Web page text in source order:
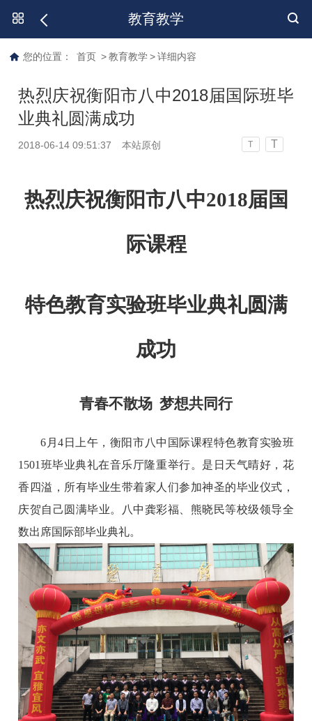
教育教学
您的位置： 首页 > 教育教学 > 详细内容
热烈庆祝衡阳市八中2018届国际班毕
业典礼圆满成功
2018-06-14 09:51:37 本站原创 T T
热烈庆祝衡阳市八中2018届国
际课程
特色教育实验班毕业典礼圆满
成功
青春不散场 梦想共同行
6月4 日 上午 ， 衡阳 市八中国际课程特色教育实验班
1 501 班毕业典礼在音乐厅隆重举行。是日天气晴好，花
香四溢，所有毕业生带着家人们参加神圣的毕业仪式，
庆贺自己 圆满毕业。
八中龚彩福、熊晓民等校级领导全
数出席国际部毕业典礼。